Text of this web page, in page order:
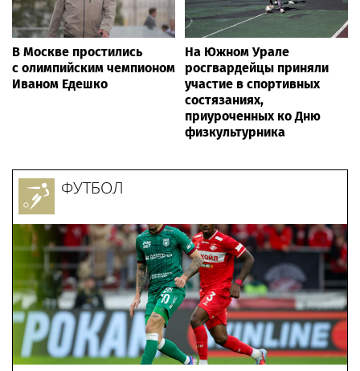
В Москве простились
с олимпийским чемпионом
Иваном Едешко
На Южном Урале
росгвардейцы приняли
участие в спортивных
состязаниях,
приуроченных ко Дню
физкультурника
ФУТБОЛ